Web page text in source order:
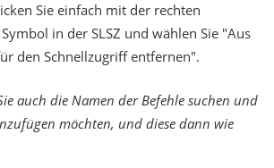
Sie einfach mit der rechten
in der SLSZ und wählen Sie "Aus
den Schnellzugriff entfernen".
auch die Namen der Befehle suchen und
möchten, und diese dann wie